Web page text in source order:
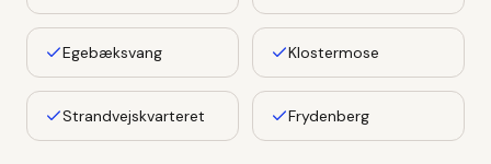
Egebæksvang Klostermose
Strandvejskvarteret Frydenberg